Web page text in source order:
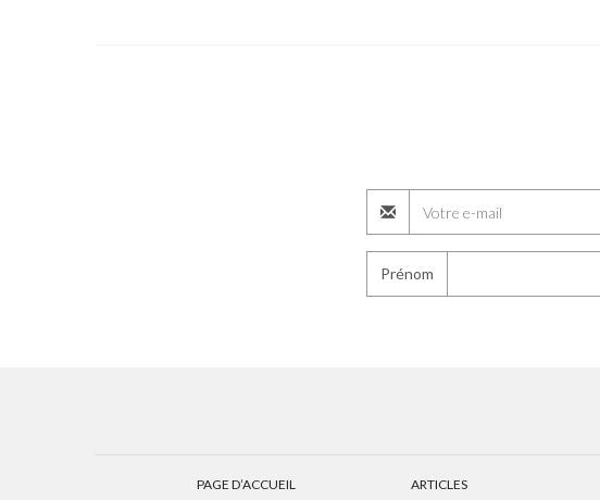
Prénom
PAGE D’ACCUEIL
ARTICLES